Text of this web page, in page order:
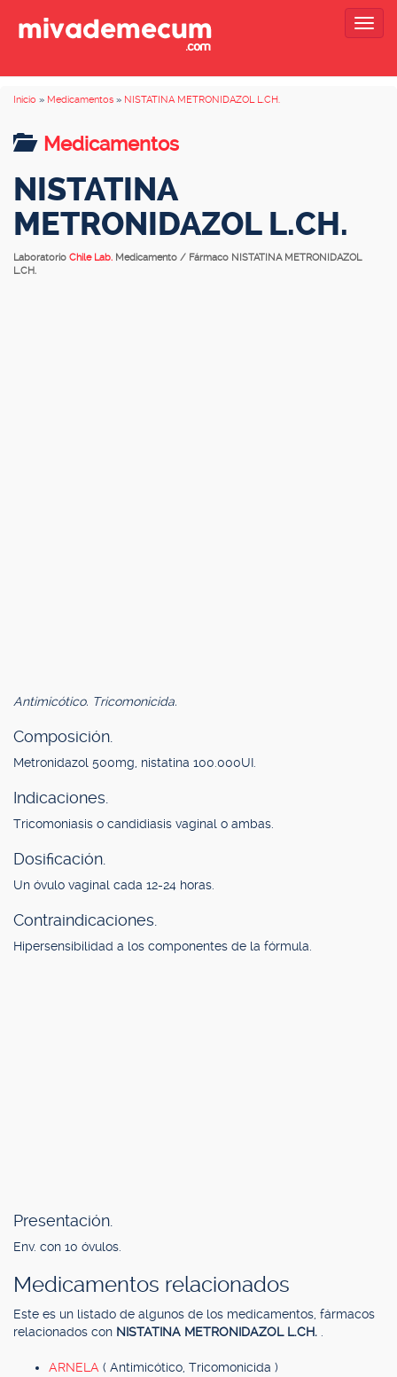
Inicio » Medicamentos » NISTATINA METRONIDAZOL L.CH.
Medicamentos
NISTATINA
METRONIDAZOL L.CH.
Laboratorio Chile Lab. Medicamento / Fármaco NISTATINA METRONIDAZOL
L.CH.
Antimicótico. Tricomonicida.
Composición.
Metronidazol 500mg, nistatina 100.000UI.
Indicaciones.
Tricomoniasis o candidiasis vaginal o ambas.
Dosificación.
Un óvulo vaginal cada 12-24 horas.
Contraindicaciones.
Hipersensibilidad a los componentes de la fórmula.
Presentación.
Env. con 10 óvulos.
Medicamentos relacionados
Este es un listado de algunos de los medicamentos, fármacos
relacionados con NISTATINA METRONIDAZOL L.CH.
ARNELA ( Antimicótico, Tricomonicida )